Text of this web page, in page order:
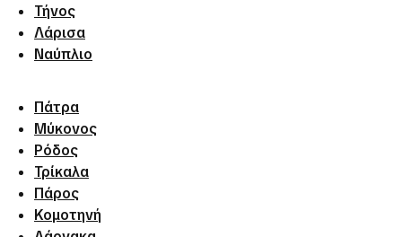
Τήνος
Λάρισα
Ναύπλιο
Πάτρα
Μύκονος
Ρόδος
Τρίκαλα
Πάρος
Κομοτηνή